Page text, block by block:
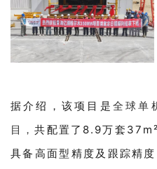
据介绍，该项目是 全球单
目，共配置了8.9万套
具备高面型精度及跟踪精